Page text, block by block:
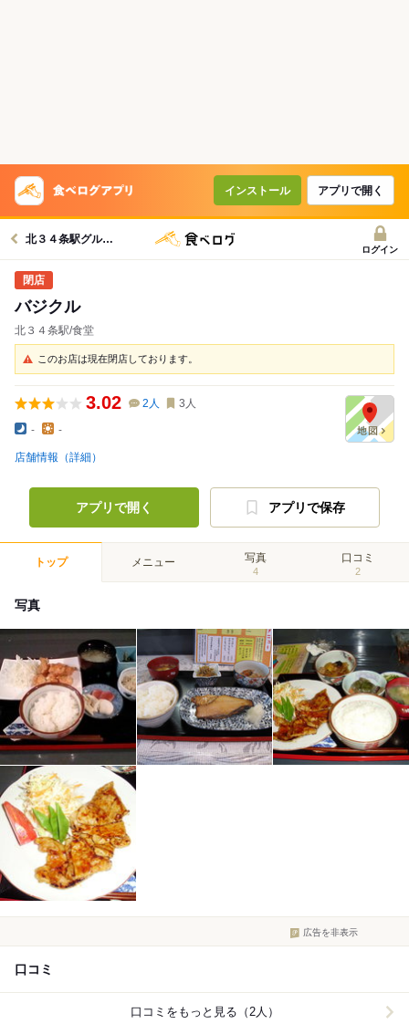
インストール アプリで開く
北３４条駅グルメへ
ログイン
バジクル
北３４条駅/食堂
このお店は現在閉店しております。
3.02 2 人 3 人
- -
店舗情報（詳細）
アプリで開く アプリで保存
トップ メニュー 写真
4
口コミ
2
写真
広告を非表示
口コミ
口コミをもっと見る（2人）